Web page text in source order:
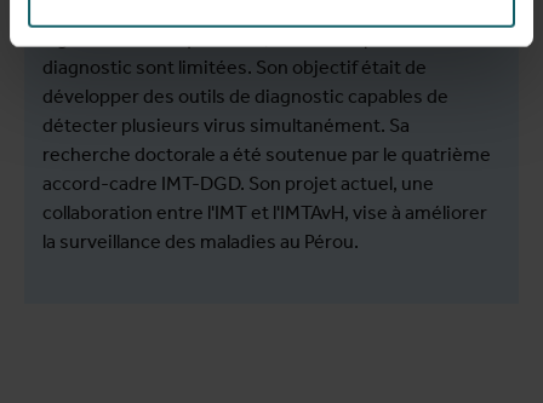
diagnostic sont limitées. Son objectif était de
développer des outils de diagnostic capables de
détecter plusieurs virus simultanément. Sa
recherche doctorale a été soutenue par le quatrième
accord-cadre IMT-DGD. Son projet actuel, une
collaboration entre l'IMT et l'IMTAvH, vise à améliorer
la surveillance des maladies au Pérou.